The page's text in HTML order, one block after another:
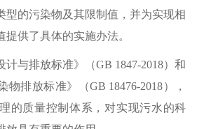
型的污染物及其限制值，并为实现相
供了具体的实施办法。
计与排放标准》（GB 1847-2018）和
物排放标准》（GB 18476-2018），
的质量控制体系，对实现污水的科